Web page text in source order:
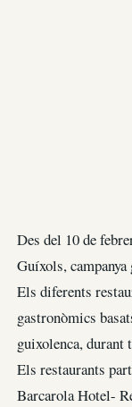
Des del 10 de
Guíxols,
Els diferents
gastronòmics
guixolenca, durant
Els restaurants
Barcarola Hotel-